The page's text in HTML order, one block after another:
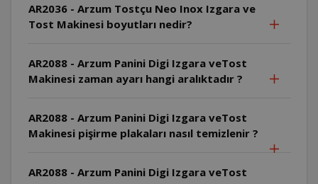
AR2036 - Arzum Tostçu Neo Inox Izgara ve
Tost Makinesi boyutları nedir?
AR2088 - Arzum Panini Digi Izgara veTost
Makinesi zaman ayarı hangi aralıktadır ?
AR2088 - Arzum Panini Digi Izgara veTost
Makinesi pişirme plakaları nasıl temizlenir ?
AR2088 - Arzum Panini Digi Izgara veTost